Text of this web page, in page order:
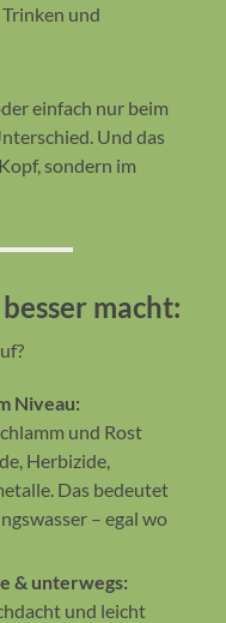
und
einfach nur beim
Und das
sondern im
macht:
Niveau:
und Rost
Herbizide,
Das bedeutet
– egal wo
& unterwegs:
und leicht